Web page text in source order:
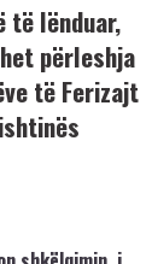
të lënduar,
përleshja
të Ferizajt